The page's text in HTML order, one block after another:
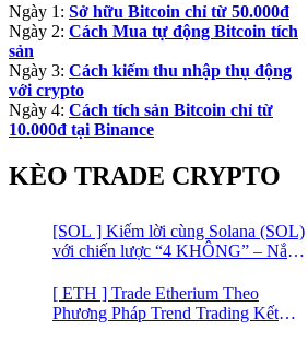
Ngày 1: Sở hữu Bitcoin chỉ từ 50.000đ
Ngày 2: Cách Mua tự động Bitcoin tích
sản
Ngày 3: Cách kiếm thu nhập thụ động
với crypto
Ngày 4: Cách tích sản Bitcoin chỉ từ
10.000đ tại Binance
KÈO TRADE CRYPTO
[SOL ] Kiếm lời cùng Solana (SOL)
với chiến lược “4 KHÔNG” – Nắm
lý
[ ETH ] Trade Etherium Theo
Phương Pháp Trend Trading Kết